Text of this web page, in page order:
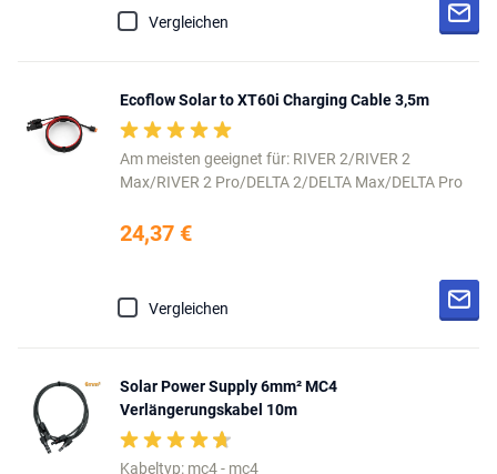
Vergleichen
Ecoflow Solar to XT60i Charging Cable 3,5m
Am meisten geeignet für: RIVER 2/RIVER 2
Max/RIVER 2 Pro/DELTA 2/DELTA Max/DELTA Pro
24,37 €
Vergleichen
Solar Power Supply 6mm² MC4
Verlängerungskabel 10m
Kabeltyp: mc4 - mc4